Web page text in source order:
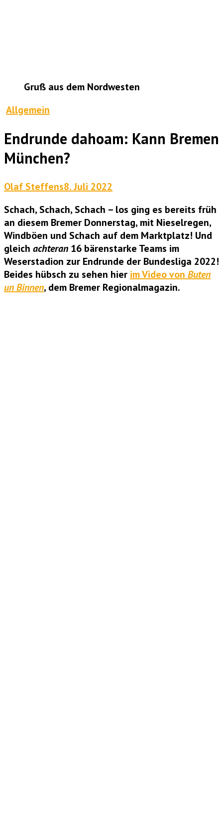
Gruß aus dem Nordwesten
Allgemein
Endrunde dahoam: Kann Bremen
München?
Olaf Steffens8. Juli 2022
Schach, Schach, Schach – los ging es bereits früh
an diesem Bremer Donnerstag, mit Nieselregen,
Windböen und Schach auf dem Marktplatz! Und
gleich achteran 16 bärenstarke Teams im
Weserstadion zur Endrunde der Bundesliga 2022!
Beides hübsch zu sehen hier im Video von Buten
un Binnen, dem Bremer Regionalmagazin.